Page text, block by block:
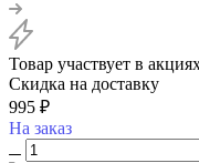
Товар участвует в
Скидка на доставку
995 ₽
На заказ